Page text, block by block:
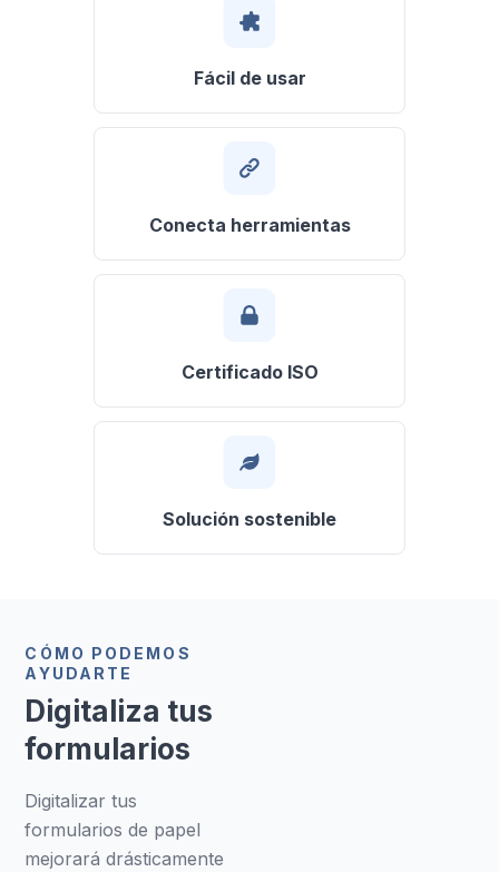
Fácil de usar
Conecta herramientas
Certificado ISO
Solución sostenible
CÓMO PODEMOS
AYUDARTE
Digitaliza tus
formularios
Digitalizar tus
formularios de papel
mejorará drásticamente